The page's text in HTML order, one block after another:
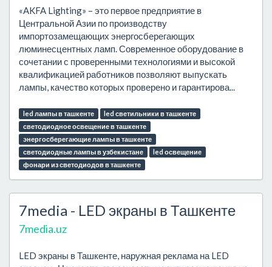
«AKFA Lighting» – это первое предприятие в
Центральной Азии по производству
импортозамещающих энергосберегающих
люминесцентных ламп. Современное оборудование в
сочетании с проверенными технологиями и высокой
квалификацией работников позволяют выпускать
лампы, качество которых проверено и гарантирова...
led лампы в ташкенте
led светильники в ташкенте
светодиодное освещение в ташкенте
энергосберегающие лампы в ташкенте
светодиодные лампы в узбекистане
led освещение
фонари из светодиодов в ташкенте
7media - LED экраны в Ташкенте
7media.uz
LED экраны в Ташкенте, наружная реклама на LED